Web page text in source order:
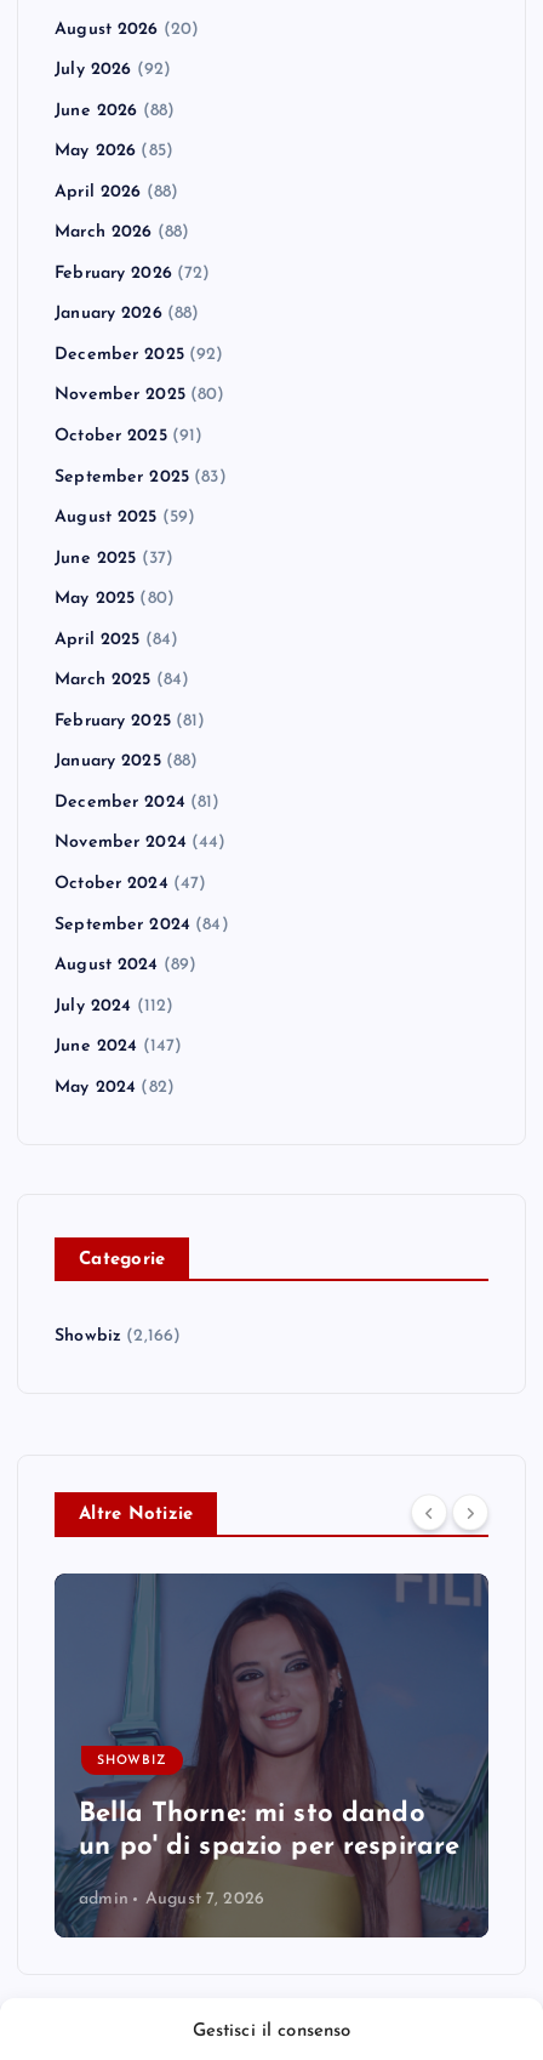
Gestisci il consenso
August 2026 (20)
July 2026 (92)
June 2026 (88)
May 2026 (85)
April 2026 (88)
March 2026 (88)
February 2026(72)
January 2026(88)
December 2025(92)
November 2025(80)
October 2025(91)
September 2025 (83)
August 2025 (59)
June 2025 (37)
May 2025 (80)
April 2025 (84)
March 2025 (84)
February 2025(81)
January 2025(88)
December 2024 (81)
November 2024 (44)
October 2024 (47)
September 2024 (84)
August 2024 (89)
July 2024 (112)
June 2024 (147)
May 2024 (82)
Categorie
Showbiz (2,166)
Altre Notizie
SHOWBIZ
Bella Thorne: mi sto dando
un po' di spazio per respirare
admin August 7, 2026